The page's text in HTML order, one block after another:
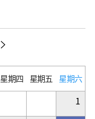
星期四 星期五 星期六
1